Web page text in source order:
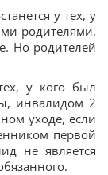
у тех, у
родителями,
Но родителей
у кого был
инвалидом 2
уходе, если
первой
не является